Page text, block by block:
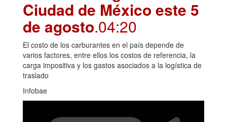
Ciudad de México este 5
de agosto.04:20
El costo de los carburantes en el país depende de
varios factores, entre ellos los costos de referencia, la
carga impositiva y los gastos asociados a la logística de
traslado
Infobae